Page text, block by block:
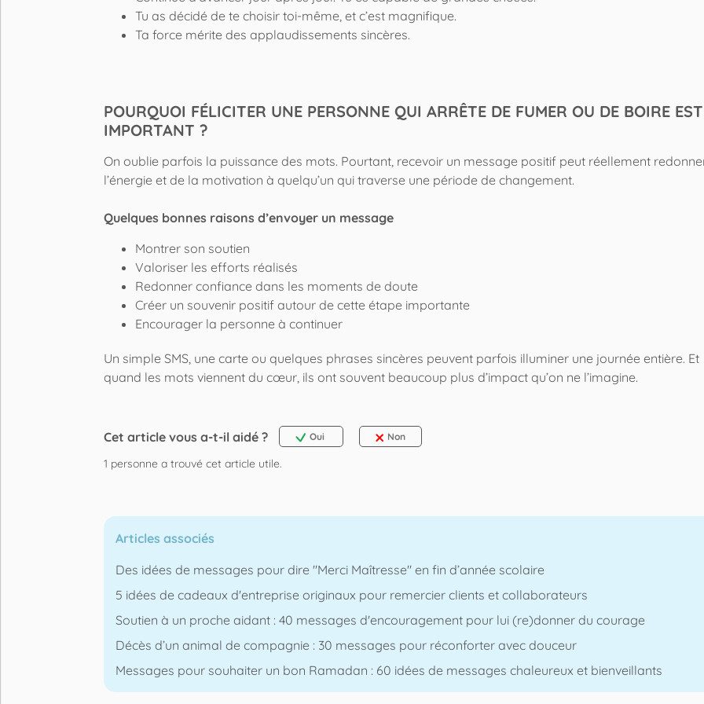
Tu as décidé de te choisir toi-même, et c’est magnifique.
Ta force mérite des applaudissements sincères.
POURQUOI FÉLICITER UNE PERSONNE QUI ARRÊTE DE FUMER OU DE BOIRE EST
IMPORTANT ?
On oublie parfois la puissance des mots. Pourtant, recevoir un message positif peut réellement
l’énergie et de la motivation à quelqu’un qui traverse une période de changement.
Quelques bonnes raisons d’envoyer un message
Montrer son soutien
Valoriser les efforts réalisés
Redonner confiance dans les moments de doute
Créer un souvenir positif autour de cette étape importante
Encourager la personne à continuer
Un simple SMS, une carte ou quelques phrases sincères peuvent parfois illuminer une journée entière. Et
quand les mots viennent du cœur, ils ont souvent beaucoup plus d’impact qu’on ne l’imagine.
Cet article vous a-t-il aidé ? Oui Non
1 personne a trouvé cet article utile.
Articles associés
Des idées de messages pour dire "Merci Maîtresse" en fin d’année scolaire
5 idées de cadeaux d'entreprise originaux pour remercier clients et collaborateurs
Soutien à un proche aidant : 40 messages d'encouragement pour lui (re)donner du courage
Décès d’un animal de compagnie : 30 messages pour réconforter avec douceur
Messages pour souhaiter un bon Ramadan : 60 idées de messages chaleureux et bienveillants